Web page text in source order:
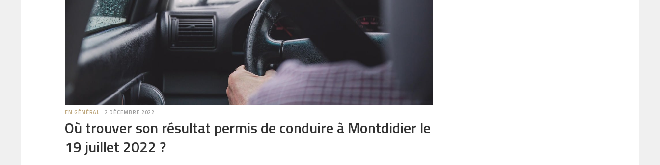
EN GÉNÉRAL 2 DÉCEMBRE 2022
Où trouver son résultat permis de conduire à Montdidier le
19 juillet 2022 ?